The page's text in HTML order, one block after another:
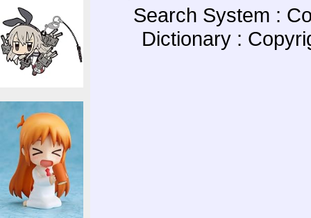
Search System :
Dictionary :